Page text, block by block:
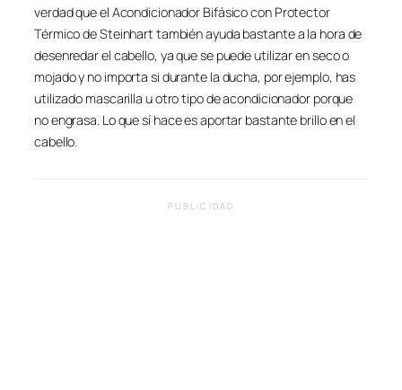
verdad que el Acondicionador Bifásico con Protector
Térmico de Steinhart también ayuda bastante a la hora de
desenredar el cabello, ya que se puede utilizar en seco o
mojado y no importa si durante la ducha, por ejemplo, has
utilizado mascarilla u otro tipo de acondicionador porque
no engrasa. Lo que sí hace es aportar bastante brillo en el
cabello.
PUBLICIDAD